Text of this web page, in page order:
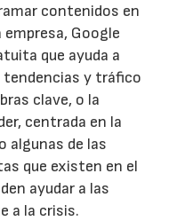
contenidos en
Google
que ayuda a
tendencias y tráfico
clave, o la
centrada en la
algunas de las
que existen en el
ayudar a las
a la crisis.